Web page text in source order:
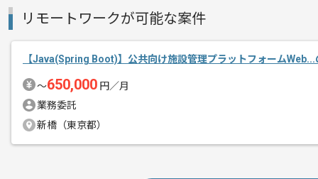
メント
今回は薬局向け二次卸基幹システム開
Javaを用いた開発経験を活かしたい方
リモートワークが可能な案件
【Java(Spring Boot)】公共向け施設管理プラットフォーム
〜650,000 円／月
業務委託
新橋（東京都）